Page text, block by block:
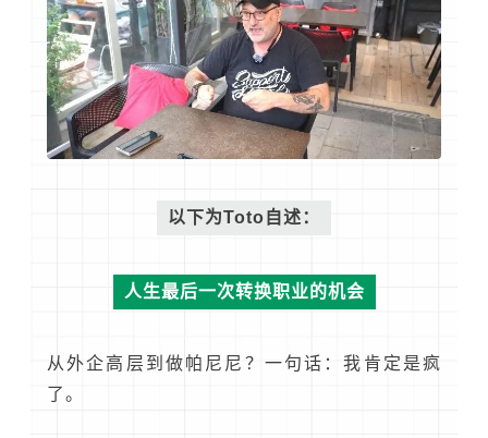
以下为Toto自述：
人生最后一次转换职业的机会
从外企高层到做帕尼尼？一句话：我肯定是疯
了。